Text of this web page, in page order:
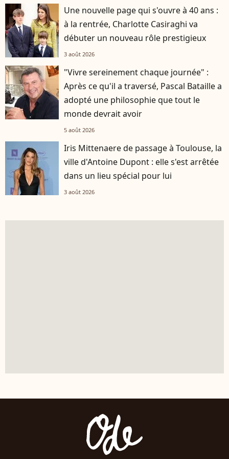
Une nouvelle page qui s'ouvre à 40 ans :
à la rentrée, Charlotte Casiraghi va
débuter un nouveau rôle prestigieux
3 août 2026
"Vivre sereinement chaque journée" :
Après ce qu'il a traversé, Pascal Bataille a
adopté une philosophie que tout le
monde devrait avoir
5 août 2026
Iris Mittenaere de passage à Toulouse, la
ville d'Antoine Dupont : elle s'est arrêtée
dans un lieu spécial pour lui
3 août 2026